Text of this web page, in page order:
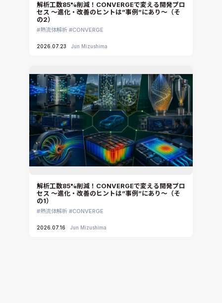
解析工数85%削減！CONVERGEで変える開発プロ
セス ～進化・改善のヒントは”事例”にあり～（そ
の2）
熱流体解析 CONVERGE
2026.07.23 Jun Mizushima
解析工数85%削減！CONVERGEで変える開発プロ
セス ～進化・改善のヒントは”事例”にあり～（そ
の1）
熱流体解析 CONVERGE
2026.07.16 Jun Mizushima